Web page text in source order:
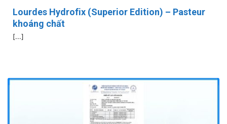
Lourdes Hydrofix (Superior Edition) – Pasteur
khoáng chất
[...]